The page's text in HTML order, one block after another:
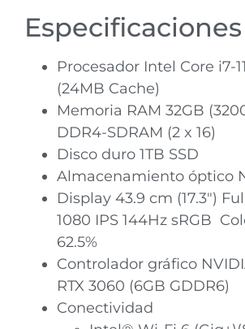
Especificaciones
Procesador Intel Core i7-
(24MB Cache)
Memoria RAM 32GB
DDR4-SDRAM (2 x 16)
Disco duro 1TB SSD
Almacenamiento óptico
Display 43.9 cm (17.3″)
1080 IPS 144Hz sRGB
62.5%
Controlador gráfico
RTX 3060 (6GB GDDR6)
Conectividad